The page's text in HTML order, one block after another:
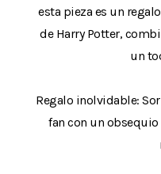
esta pieza es un
de Harry Potter,
un
Regalo inolvidable:
fan con un